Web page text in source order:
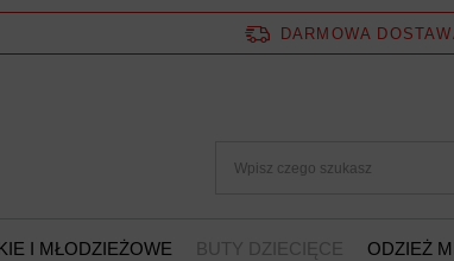
DARMOWA
I MŁODZIEŻOWE BUTY DZIECIĘCE ODZIEŻ